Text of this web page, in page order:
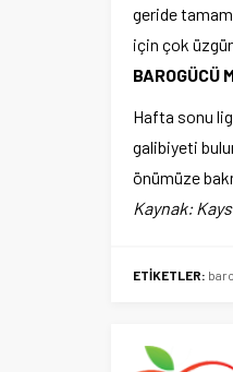
geride
için çok
BAROGÜCÜ
Hafta sonu
galibiyeti
önümüze
Kaynak:
ETİKETLER: